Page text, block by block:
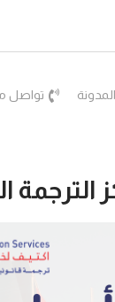
المدونة تواصل